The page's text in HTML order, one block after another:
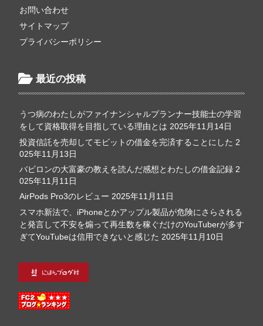
お問い合わせ
サイトマップ
プライバシーポリシー
最近の投稿
うつ病のわたしがファイナンシャルプランナー技能士の学習
をして資格取得を目指している理由とは 2025年11月14日
投資信託を売却してモビットの借金を完済することにした 2
025年11月13日
バビロンの大富豪の教えを読んだ感想とわたしの借金記録 2
025年11月11日
AirPods Pro3のレビュー 2025年11月11日
スマホ新法で、iPhoneとかアップル製品が危険にさらされる
と発言して不安を煽って再生数を稼ぐだけのYouTuberが多す
ぎてYouTubeは信用できないと感じた 2025年11月10日